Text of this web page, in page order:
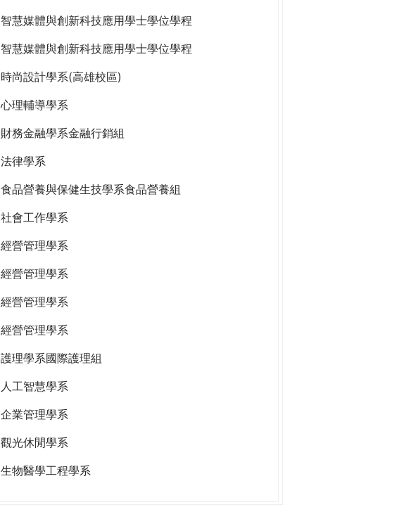
智慧媒體與創新科技應用學士學位學程
智慧媒體與創新科技應用學士學位學程
時尚設計學系(高雄校區)
心理輔導學系
財務金融學系金融行銷組
法律學系
食品營養與保健生技學系食品營養組
社會工作學系
經營管理學系
經營管理學系
經營管理學系
經營管理學系
護理學系國際護理組
人工智慧學系
企業管理學系
觀光休閒學系
生物醫學工程學系